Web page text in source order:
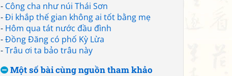
- Công cha như núi Thái Sơn
-Đi khắp thế gian không ai tốt bằng mẹ
- Hôm qua tát nước đầu đình
-Đồng Đăng có phố Kỳ Lừa
-Trâu ơi ta bảo trâu này
Một số bài cùng nguồn tham khảo